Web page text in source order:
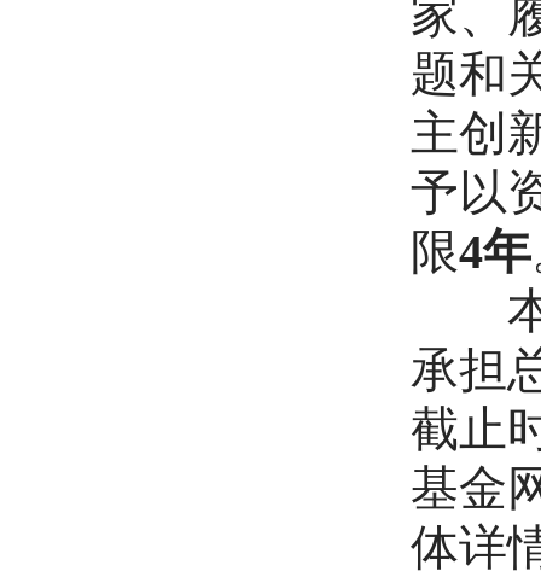
家、
题和
主创
予以
限4年
本
承担
截止
基金
体详